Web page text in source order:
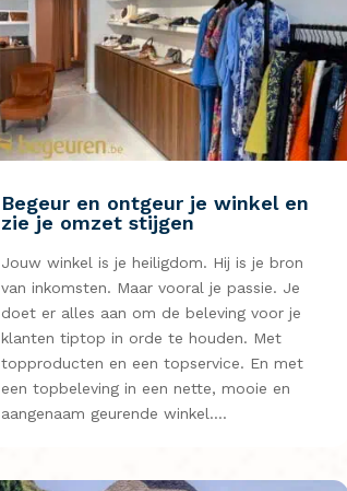
Begeur en ontgeur je winkel en
zie je omzet stijgen
Jouw winkel is je heiligdom. Hij is je bron
van inkomsten. Maar vooral je passie. Je
doet er alles aan om de beleving voor je
klanten tiptop in orde te houden. Met
topproducten en een topservice. En met
een topbeleving in een nette, mooie en
aangenaam geurende winkel….